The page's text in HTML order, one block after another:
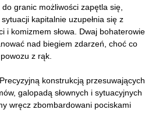
granic możliwości zapętla się,
kapitalnie uzupełnia się z
i komizmem słowa. Dwaj bohaterowie
nad biegiem zdarzeń, choć co
z rąk.
konstrukcją przesuwających
galopadą słownych i sytuacyjnych
wręcz zbombardowani pociskami